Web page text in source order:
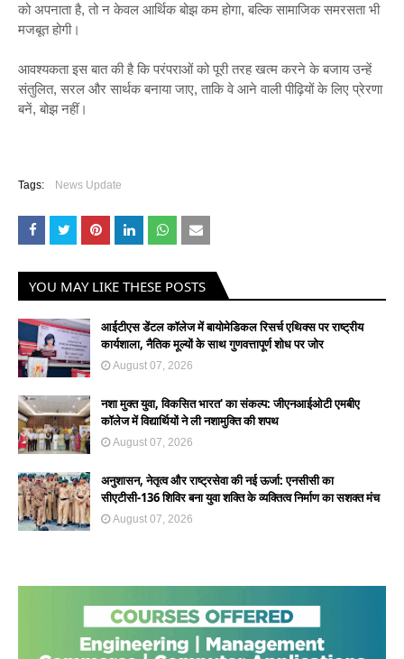
को अपनाता है, तो न केवल आर्थिक बोझ कम होगा, बल्कि सामाजिक समरसता भी
मजबूत होगी।
आवश्यकता इस बात की है कि परंपराओं को पूरी तरह खत्म करने के बजाय उन्हें
संतुलित, सरल और सार्थक बनाया जाए, ताकि वे आने वाली पीढ़ियों के लिए प्रेरणा
बनें, बोझ नहीं।
Tags: News Update
YOU MAY LIKE THESE POSTS
आईटीएस डेंटल कॉलेज में बायोमेडिकल रिसर्च एथिक्स पर राष्ट्रीय
कार्यशाला, नैतिक मूल्यों के साथ गुणवत्तापूर्ण शोध पर जोर
August 07, 2026
नशा मुक्त युवा, विकसित भारत' का संकल्प: जीएनआईओटी एमबीए
कॉलेज में विद्यार्थियों ने ली नशामुक्ति की शपथ
August 07, 2026
अनुशासन, नेतृत्व और राष्ट्रसेवा की नई ऊर्जा: एनसीसी का
सीएटीसी-136 शिविर बना युवा शक्ति के व्यक्तित्व निर्माण का सशक्त मंच
August 07, 2026